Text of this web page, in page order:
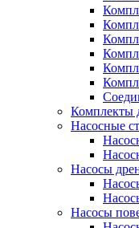
Комплекты
Насосные
Насосы
Насосы